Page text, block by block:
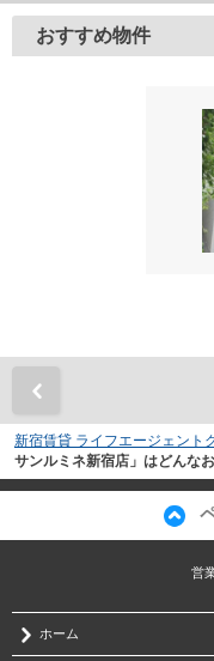
おすすめ物件
新宿賃貸 ライフエージェント
サンルミネ新宿店」はどんな
営
ホーム